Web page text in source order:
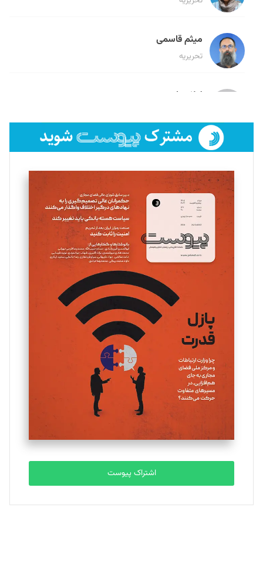
میثم قاسمی
تحریریه
لیلا حنارود
فائزه فتحی رستمی
تحریریه
سروش کرمیان
تحریریه
مینا پاکدل
یسنا امان‌پور
تحریریه
ملینا جعفری
تحریریه
مصطفی مسجدی آرانی
تحریریه
بابک نقاش
تحریریه
اشتراک پیوست